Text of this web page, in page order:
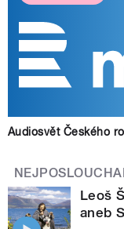
Audiosvět Českého
Leoš
aneb